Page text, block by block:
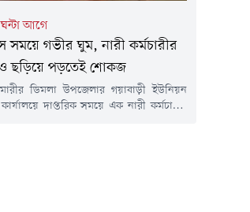
আগে
সময়ে গভীর ঘুম, নারী কর্মচারীর
ছড়িয়ে পড়তেই শোকজ
ডিমলা উপজেলার গয়াবাড়ী ইউনিয়ন
দাপ্তরিক সময়ে এক নারী কর্মচারীর